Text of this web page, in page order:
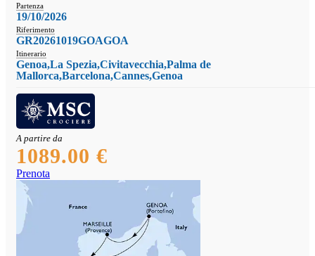
Partenza
19/10/2026
Riferimento
GR20261019GOAGOA
Itinerario
Genoa,La Spezia,Civitavecchia,Palma de
Mallorca,Barcelona,Cannes,Genoa
A partire da
1089.00 €
Prenota